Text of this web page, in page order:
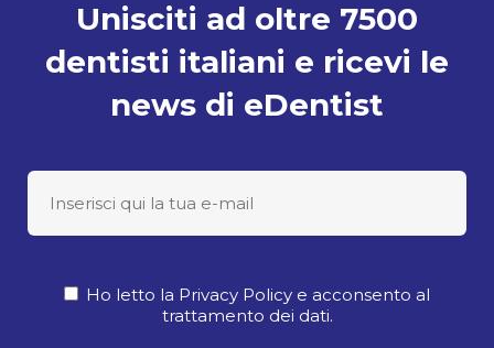
Unisciti ad oltre 7500
dentisti italiani e ricevi le
news di eDentist
Ho letto la Privacy Policy e acconsento al
trattamento dei dati.